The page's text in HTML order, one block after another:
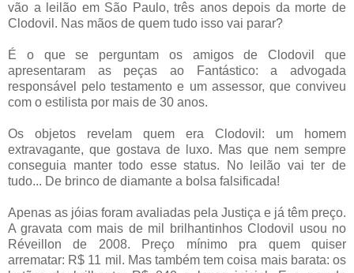
vão a leilão em São Paulo, três anos depois da morte de
Clodovil. Nas mãos de quem tudo isso vai parar?
É o que se perguntam os amigos de Clodovil que
apresentaram as peças ao Fantástico: a advogada
responsável pelo testamento e um assessor, que conviveu
com o estilista por mais de 30 anos.
Os objetos revelam quem era Clodovil: um homem
extravagante, que gostava de luxo. Mas que nem sempre
conseguia manter todo esse status. No leilão vai ter de
tudo... De brinco de diamante a bolsa falsificada!
Apenas as jóias foram avaliadas pela Justiça e já têm preço.
A gravata com mais de mil brilhantinhos Clodovil usou no
Réveillon de 2008. Preço mínimo pra quem quiser
arrematar: R$ 11 mil. Mas também tem coisa mais barata: os